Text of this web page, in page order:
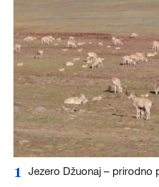
1 Jezero Džuonaj –